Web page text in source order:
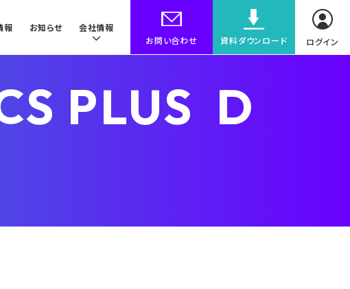
報 お知らせ
会社情報
お問い合わせ
資料ダウンロード ログイン
PLUS D